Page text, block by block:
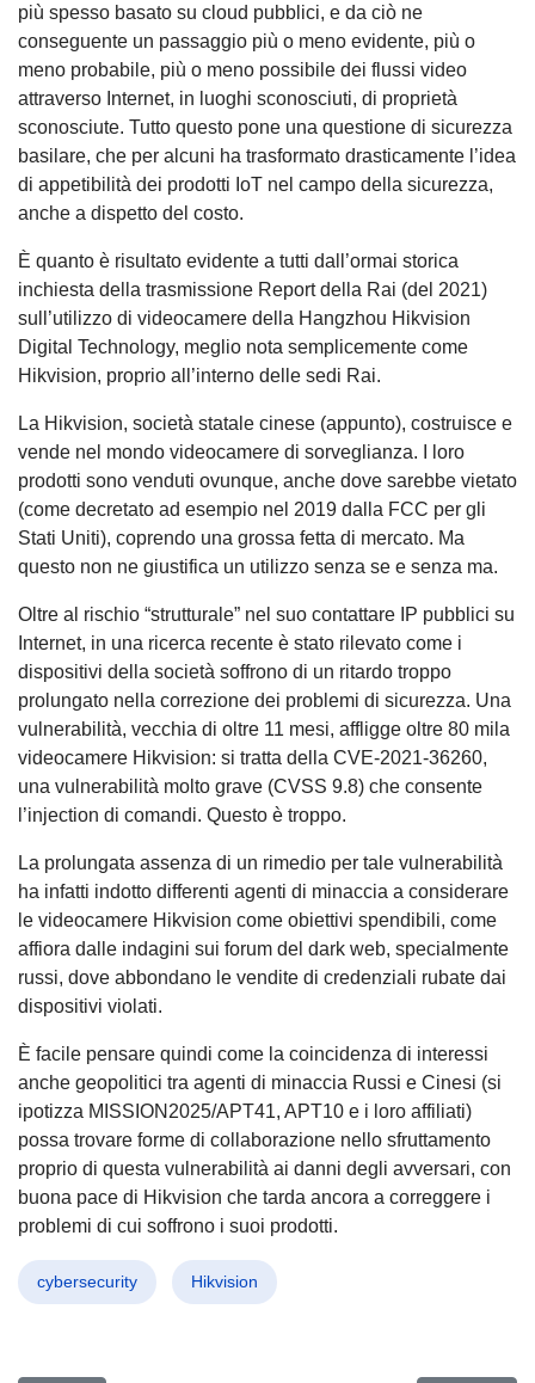
più spesso basato su cloud pubblici, e da ciò ne
conseguente un passaggio più o meno evidente, più o
meno probabile, più o meno possibile dei flussi video
attraverso Internet, in luoghi sconosciuti, di proprietà
sconosciute. Tutto questo pone una questione di sicurezza
basilare, che per alcuni ha trasformato drasticamente l’idea
di appetibilità dei prodotti IoT nel campo della sicurezza,
anche a dispetto del costo.
È quanto è risultato evidente a tutti dall’ormai storica
inchiesta della trasmissione Report della Rai (del 2021)
sull’utilizzo di videocamere della Hangzhou Hikvision
Digital Technology, meglio nota semplicemente come
Hikvision, proprio all’interno delle sedi Rai.
La Hikvision, società statale cinese (appunto), costruisce e
vende nel mondo videocamere di sorveglianza. I loro
prodotti sono venduti ovunque, anche dove sarebbe vietato
(come decretato ad esempio nel 2019 dalla FCC per gli
Stati Uniti), coprendo una grossa fetta di mercato. Ma
questo non ne giustifica un utilizzo senza se e senza ma.
Oltre al rischio “strutturale” nel suo contattare IP pubblici su
Internet, in una ricerca recente è stato rilevato come i
dispositivi della società soffrono di un ritardo troppo
prolungato nella correzione dei problemi di sicurezza. Una
vulnerabilità, vecchia di oltre 11 mesi, affligge oltre 80 mila
videocamere Hikvision: si tratta della CVE-2021-36260,
una vulnerabilità molto grave (CVSS 9.8) che consente
l’injection di comandi. Questo è troppo.
La prolungata assenza di un rimedio per tale vulnerabilità
ha infatti indotto differenti agenti di minaccia a considerare
le videocamere Hikvision come obiettivi spendibili, come
affiora dalle indagini sui forum del dark web, specialmente
russi, dove abbondano le vendite di credenziali rubate dai
dispositivi violati.
È facile pensare quindi come la coincidenza di interessi
anche geopolitici tra agenti di minaccia Russi e Cinesi (si
ipotizza MISSION2025/APT41, APT10 e i loro affiliati)
possa trovare forme di collaborazione nello sfruttamento
proprio di questa vulnerabilità ai danni degli avversari, con
buona pace di Hikvision che tarda ancora a correggere i
problemi di cui soffrono i suoi prodotti.
cybersecurity Hikvision